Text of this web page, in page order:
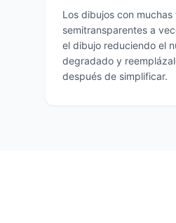
Los dibujos con
semitransparentes a
el dibujo reduciendo el
degradado y
después de simplificar.